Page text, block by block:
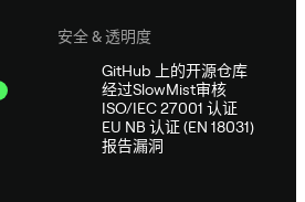
安全 & 透明度
GitHub 上的开源仓库
经过SlowMist审核
ISO/IEC 27001 认证
EU NB 认证 (EN 18031)
报告漏洞